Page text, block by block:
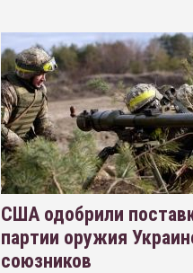
США одобрили
партии оружия
союзников